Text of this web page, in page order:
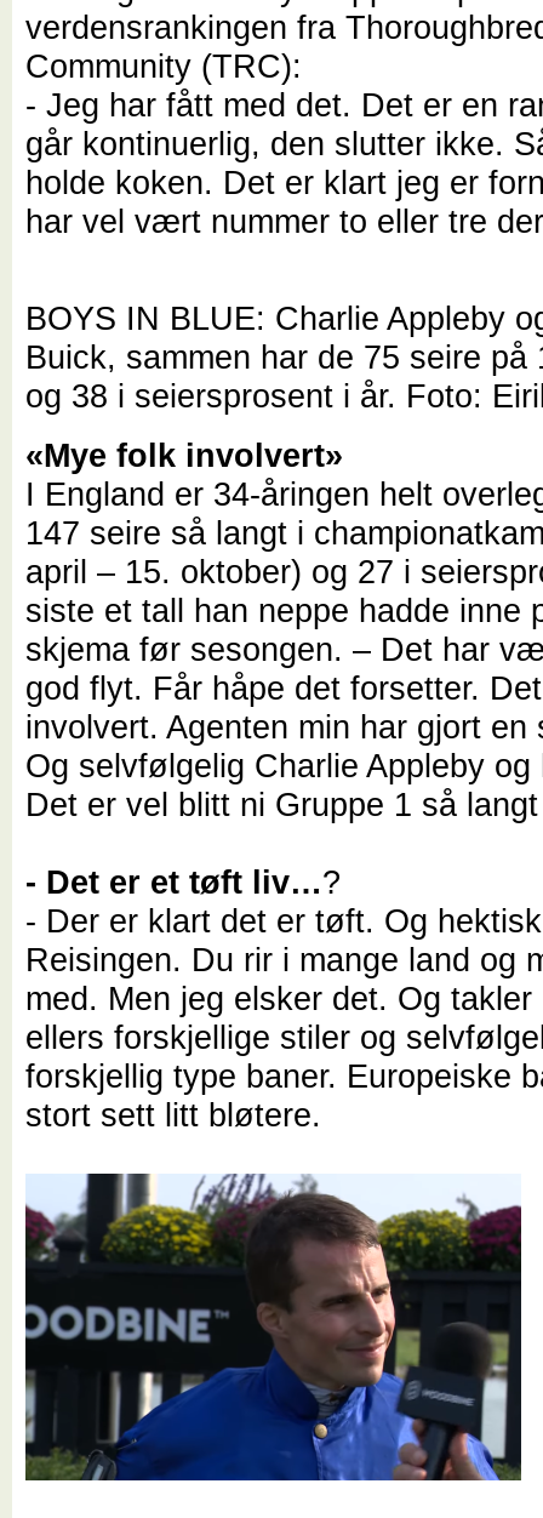
verdensrankingen fra
Community (TRC):
- Jeg har fått med det. Det er en
går kontinuerlig, den slutter ikke.
holde koken. Det er klart jeg er
har vel vært nummer to eller tre
BOYS IN BLUE: Charlie Appleby
Buick, sammen har de 75 seire på
og 38 i seiersprosent i år. Foto:
«Mye folk involvert»
I England er 34-åringen helt
147 seire så langt i
april – 15. oktober) og 27 i
siste et tall han neppe hadde inne
skjema før sesongen. – Det har
god flyt. Får håpe det forsetter.
involvert. Agenten min har gjort en
Og selvfølgelig Charlie Appleby og
Det er vel blitt ni Gruppe 1 så
- Det er et tøft liv…?
- Der er klart det er tøft. Og
Reisingen. Du rir i mange land og
med. Men jeg elsker det. Og
ellers forskjellige stiler og
forskjellig type baner. Europeiske
stort sett litt bløtere.